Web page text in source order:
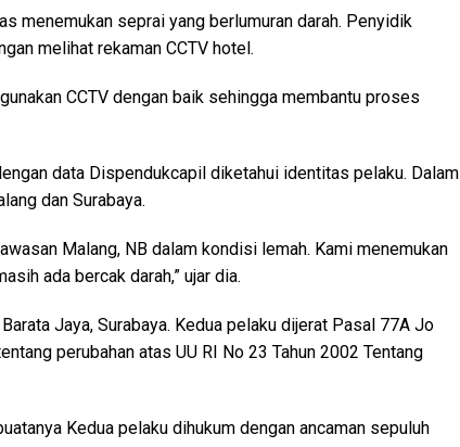
menemukan seprai yang berlumuran darah. Penyidik
melihat rekaman CCTV hotel.
CCTV dengan baik sehingga membantu proses
data Dispendukcapil diketahui identitas pelaku. Dalam
dan Surabaya.
Malang, NB dalam kondisi lemah. Kami menemukan
ada bercak darah,” ujar dia.
Jaya, Surabaya. Kedua pelaku dijerat Pasal 77A Jo
perubahan atas UU RI No 23 Tahun 2002 Tentang
Kedua pelaku dihukum dengan ancaman sepuluh